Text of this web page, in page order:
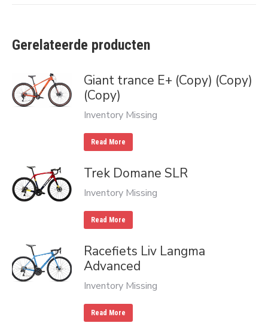
Gerelateerde producten
Giant trance E+ (Copy) (Copy)
(Copy)
Inventory Missing
Read More
Trek Domane SLR
Inventory Missing
Read More
Racefiets Liv Langma
Advanced
Inventory Missing
Read More